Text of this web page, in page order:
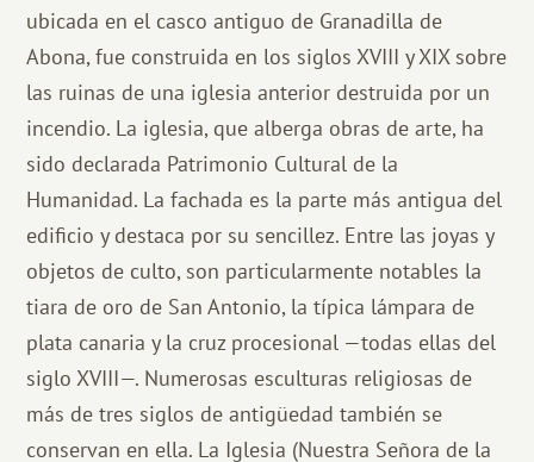
ubicada en el casco antiguo de Granadilla de
Abona, fue construida en los siglos XVIII y XIX sobre
las ruinas de una iglesia anterior destruida por un
incendio. La iglesia, que alberga obras de arte, ha
sido declarada Patrimonio Cultural de la
Humanidad. La fachada es la parte más antigua del
edificio y destaca por su sencillez. Entre las joyas y
objetos de culto, son particularmente notables la
tiara de oro de San Antonio, la típica lámpara de
plata canaria y la cruz procesional —todas ellas del
siglo XVIII—. Numerosas esculturas religiosas de
más de tres siglos de antigüedad también se
conservan en ella. La Iglesia (Nuestra Señora de la